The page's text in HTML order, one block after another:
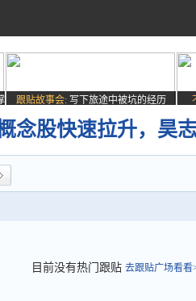
跟贴故事会: 写下旅途中被坑的经历
念股快速拉升，昊
目前没有热门跟贴 去跟贴广场看看